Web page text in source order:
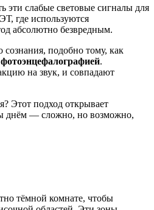
эти слабые световые сигналы для
где используются
абсолютно безвредным.
подобно тому, как
фотоэнцефалографией.
на звук, и совпадают
Этот подход открывает
днём — сложно, но возможно,
тёмной комнате, чтобы